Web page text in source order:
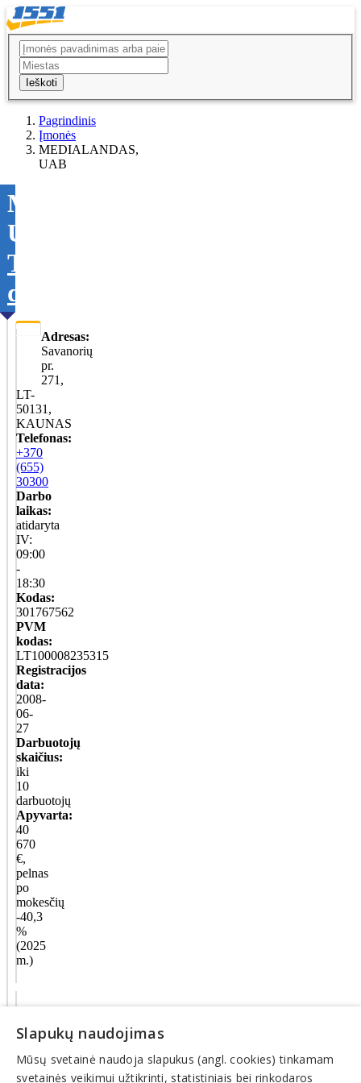
Ieškoti
Pagrindinis
Įmonės
MEDIALANDAS,
UAB
MEDIALANDAS,
UAB
Tikslinti
duomenis
Adresas:
Savanorių
pr.
271,
LT-
50131,
KAUNAS
Telefonas:
+370
(655)
30300
Darbo
laikas:
atidaryta
IV:
09:00
-
18:30
Kodas:
301767562
PVM
kodas:
LT100008235315
Registracijos
data:
2008-
06-
27
Darbuotojų
skaičius:
iki
10
darbuotojų
Apyvarta:
40
670
€,
pelnas
po
mokesčių
-40,3
%
(2025
m.)
sritys
Kompiuteriai,
kompiuterių
Slapukų naudojimas
Mūsų svetainė naudoja slapukus (angl. cookies) tinkamam
svetainės veikimui užtikrinti, statistiniais bei rinkodaros